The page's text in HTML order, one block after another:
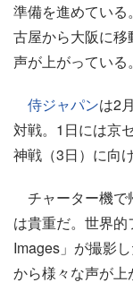
準備を進めている。
古屋から大阪に
声が上がっている。
侍ジャパンは2
対戦。1日には京
神戦（3日）に向
チャーター機で
は貴重だ。世界
Images」が撮影
から様々な声が上